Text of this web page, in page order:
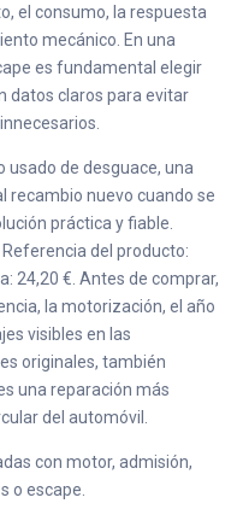
el consumo, la respuesta
mecánico. En una
es fundamental elegir
datos claros para evitar
usado de desguace, una
nuevo cuando se
práctica y fiable.
del producto:
24,20 €. Antes de comprar,
la motorización, el año
visibles en las
originales, también
una reparación más
del automóvil.
con motor, admisión,
o escape.